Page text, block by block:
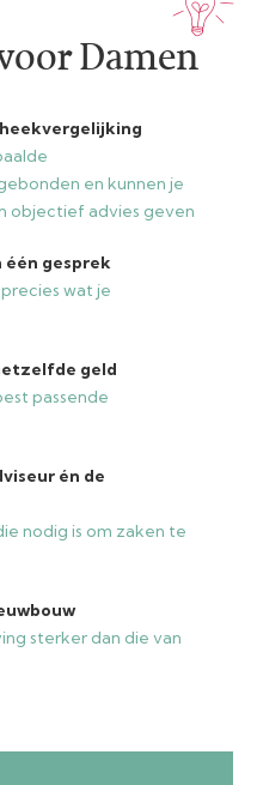
Damen
en kunnen je
objectief advies geven
één gesprek
wat je
geld
passende
én de
nodig is om zaken te
sterker dan die van